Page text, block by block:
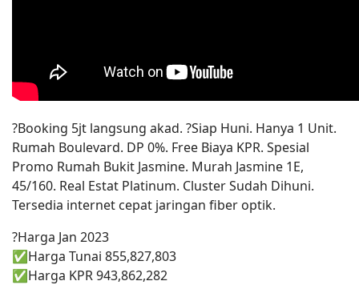
?Booking 5jt langsung akad. ?Siap Huni. Hanya 1 Unit.
Rumah Boulevard. DP 0%. Free Biaya KPR. Spesial
Promo Rumah Bukit Jasmine. Murah Jasmine 1E,
45/160. Real Estat Platinum. Cluster Sudah Dihuni.
Tersedia internet cepat jaringan fiber optik.
?Harga Jan 2023
✅Harga Tunai 855,827,803
✅Harga KPR 943,862,282